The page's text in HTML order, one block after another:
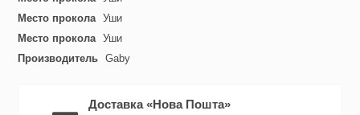
Место прокола Уши
Место прокола Уши
Производитель Gaby
Доставка «Нова Пошта»